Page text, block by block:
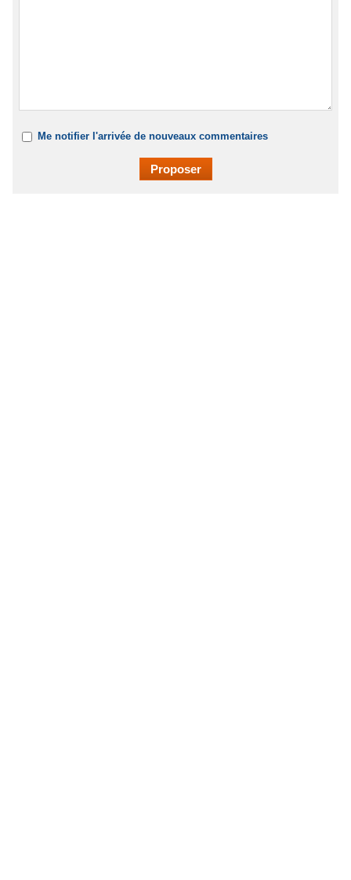
Me notifier l'arrivée de nouveaux commentaires